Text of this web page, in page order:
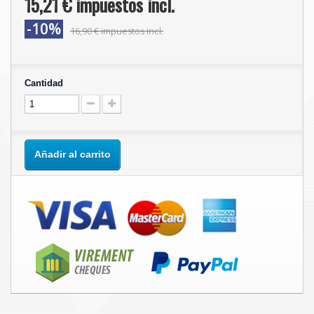
-10% 16,90 €impuestos incl.
Cantidad
Añadir al carrito